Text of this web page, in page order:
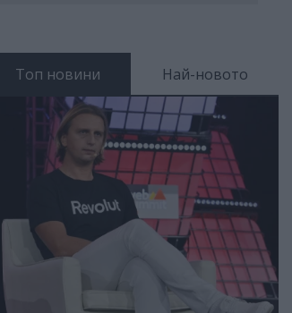
Топ новини Най-новото